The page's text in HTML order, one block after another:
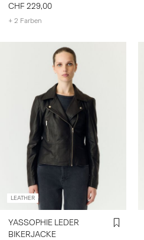
CHF 229,00
+ 2 Farben
LEATHER
YASSOPHIE LEDER
BIKERJACKE